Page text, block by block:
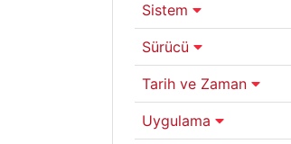
Sistem
Sürücü
Tarih ve Zaman
Uygulama